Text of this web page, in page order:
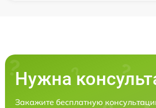
Нужна
Закажите бесплатную